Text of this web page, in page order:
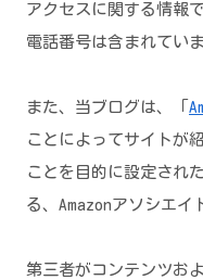
アクセスに関する情報
電話番号は含まれていま
また、当ブログは、「
ことによってサイトが
ことを目的に設定され
る、Amazonアソシエイ
第三者がコンテンツお